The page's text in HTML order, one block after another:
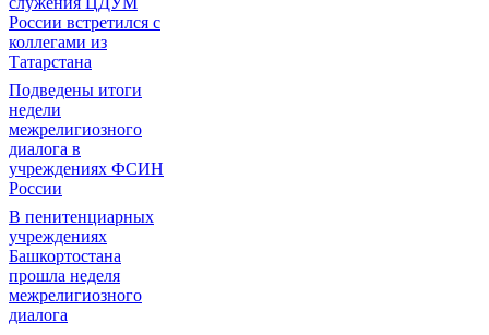
России встретился с
коллегами из
Татарстана
Подведены итоги
недели
межрелигиозного
диалога в
учреждениях ФСИН
России
В пенитенциарных
учреждениях
Башкортостана
прошла неделя
межрелигиозного
диалога